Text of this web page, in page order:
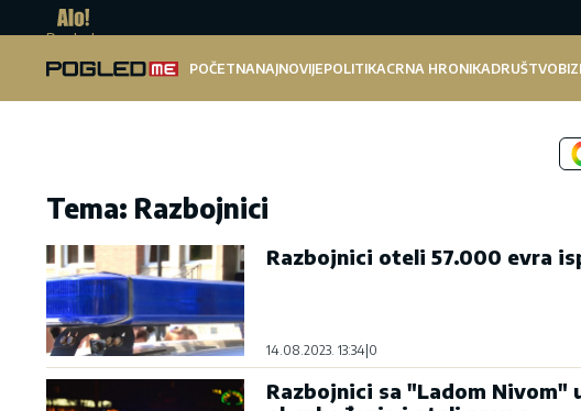
Pogled.me
POČETNANAJNOVIJEPOLITIKACRNA HRONIKADRUŠTVO
Tema: Razbojnici
Razbojnici oteli 57.000 evra
14.08.2023. 13:34 0
Razbojnici sa "Ladom